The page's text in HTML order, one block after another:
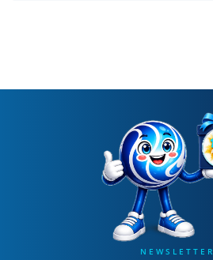
NEWSLETTER